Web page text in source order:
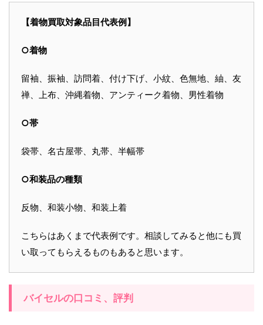
【着物買取対象品目代表例】
○着物
留袖、振袖、訪問着、付け下げ、小紋、色無地、紬、友
禅、上布、沖縄着物、アンティーク着物、男性着物
○帯
袋帯、名古屋帯、丸帯、半幅帯
○和装品の種類
反物、和装小物、和装上着
こちらはあくまで代表例です。相談してみると他にも買
い取ってもらえるものもあると思います。
バイセルの口コミ、評判